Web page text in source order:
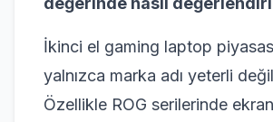
İkinci el gaming laptop
yalnızca marka adı yeterli
Özellikle ROG serilerinde